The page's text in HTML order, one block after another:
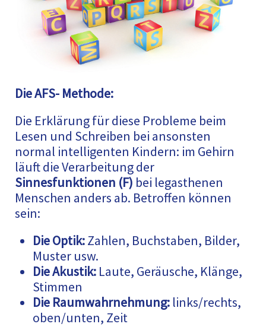
Die AFS- Methode:
Die Erklärung für diese Probleme beim
Lesen und Schreiben bei ansonsten
normal intelligenten Kindern: im Gehirn
läuft die Verarbeitung der
Sinnesfunktionen (F) bei legasthenen
Menschen anders ab. Betroffen können
sein:
Die Optik:Zahlen, Buchstaben, Bilder,
Muster usw.
Die Akustik: Laute, Geräusche, Klänge,
Stimmen
Die Raumwahrnehmung: links/rechts,
oben/unten, Zeit